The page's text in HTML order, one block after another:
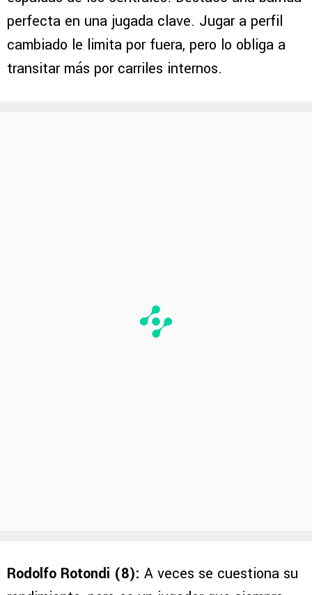
perfecta en una jugada clave. Jugar a perfil
cambiado le limita por fuera, pero lo obliga a
transitar más por carriles internos.
Rodolfo Rotondi (8): A veces se cuestiona su